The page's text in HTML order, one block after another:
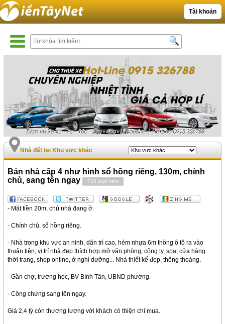
Tài khoản
Nhà đất tại Khu vực khác
Bán nhà cấp 4 như hình sổ hồng riêng, 130m, chính
chủ, sang tên ngay
733 lượt xem
- Mặt tiền 20m, chủ nhà đang ở.
- Chính chủ, sổ hồng riêng.
- Nhà trong khu vực an ninh, dân trí cao, hẻm nhựa 6m thông ô tô ra vào
thuận tiện, vị trí nhà đẹp thích hợp mở văn phòng, công ty, spa, cửa hàng
thời trang, shop online, ở nghỉ dưỡng... Nhà thiết kế đẹp, thông thoáng.
- Gần chợ, trường học, BV Bình Tân, UBND phường.
- Công chứng sang tên ngay.
Giá 2,4 tỷ còn thương lượng với khách có thiện chí mua.